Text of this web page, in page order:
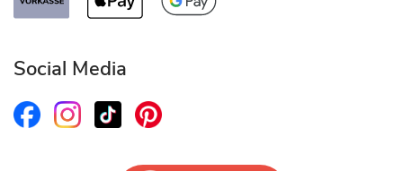
Social Media